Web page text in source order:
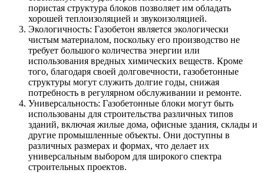
пористая структура блоков позволяет им обладать
хорошей теплоизоляцией и звукоизоляцией.
Экологичность: Газобетон является экологически
чистым материалом, поскольку его производство не
требует большого количества энергии или
использования вредных химических веществ. Кроме
того, благодаря своей долговечности, газобетонные
структуры могут служить долгие годы, снижая
потребность в регулярном обслуживании и ремонте.
Универсальность: Газобетонные блоки могут быть
использованы для строительства различных типов
зданий, включая жилые дома, офисные здания, склады и
другие промышленные объекты. Они доступны в
различных размерах и формах, что делает их
универсальным выбором для широкого спектра
строительных проектов.